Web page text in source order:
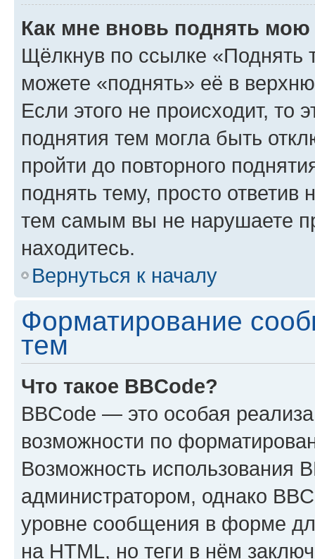
Как мне вновь поднять мою
Щёлкнув по ссылке «Поднять
можете «поднять» её в
Если этого не происходит, то
поднятия тем могла быть
пройти до повторного
поднять тему, просто ответив
тем самым вы не нарушаете
находитесь.
Вернуться к началу
Форматирование
тем
Что такое BBCode?
BBCode — это особая
возможности по
Возможность использования
администратором, однако
уровне сообщения в форме
на HTML, но теги в нём